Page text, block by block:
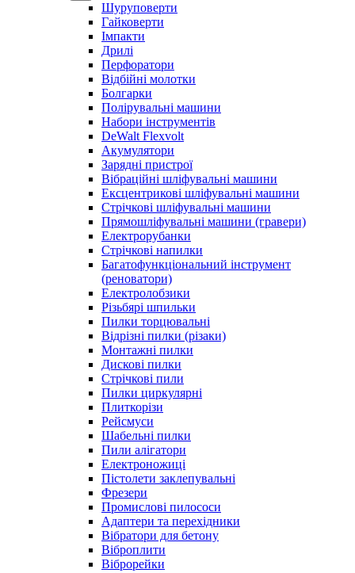
Шуруповерти
Гайковерти
Імпакти
Дрилі
Перфоратори
Відбійні молотки
Болгарки
Полірувальні машини
Набори інструментів
DeWalt Flexvolt
Акумулятори
Зарядні пристрої
Вібраційні шліфувальні машини
Ексцентрикові шліфувальні машини
Стрічкові шліфувальні машини
Прямошліфувальні машини (гравери)
Електрорубанки
Стрічкові напилки
Багатофункціональний інструмент
(реноватори)
Електролобзики
Різьбярі шпильки
Пилки торцювальні
Відрізні пилки (різаки)
Монтажні пилки
Дискові пилки
Стрічкові пили
Пилки циркулярні
Плиткорізи
Рейсмуси
Шабельні пилки
Пили алігатори
Електроножиці
Пістолети заклепувальні
Фрезери
Промислові пилососи
Адаптери та перехідники
Вібратори для бетону
Віброплити
Віброрейки